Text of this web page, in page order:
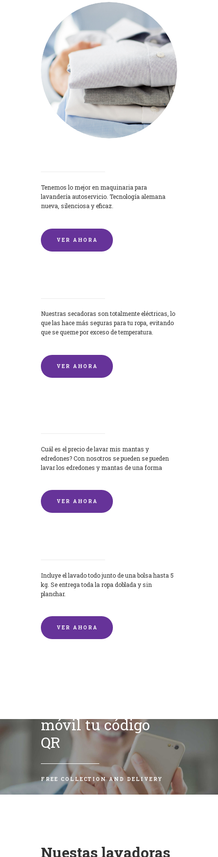
Tenemos lo mejor en maquinaria para
lavandería autoservicio. Tecnología alemana
nueva, silenciosa y eficaz.
VER AHORA
Nuestras secadoras son totalmente eléctricas, lo
que las hace más seguras para tu ropa, evitando
que se queme por exceso de temperatura.
VER AHORA
Cuál es el precio de lavar mis mantas y
edredones? Con nosotros se pueden se pueden
lavar los edredones y mantas de una forma
VER AHORA
Incluye el lavado todo junto de una bolsa hasta 5
kg. Se entrega toda la ropa doblada y sin
planchar.
VER AHORA
móvil tu código
QR
FREE COLLECTION AND DELIVERY
Nuestas lavadoras